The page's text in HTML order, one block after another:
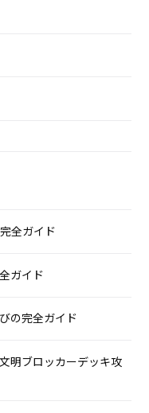
全ガイド
ガイド
の完全ガイド
明ブロッカーデッキ攻